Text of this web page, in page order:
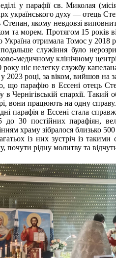
у парафії св. Миколая
українського духу — отець
якому невдовзі
та морем. Протягом 15 років
отримала Томос у 2018
служіння було
медичному клінічному
року ніс нелегку службу
2023 році, за віком, вийшов на
що парафію в Ессені отець
в Чернігівській єпархії. Такий
вони працюють на одну справу.
парафія в Ессені стала
до 30 постійних парафіян,
храму зібралося близько
із них зустріч із
почути рідну молитву та